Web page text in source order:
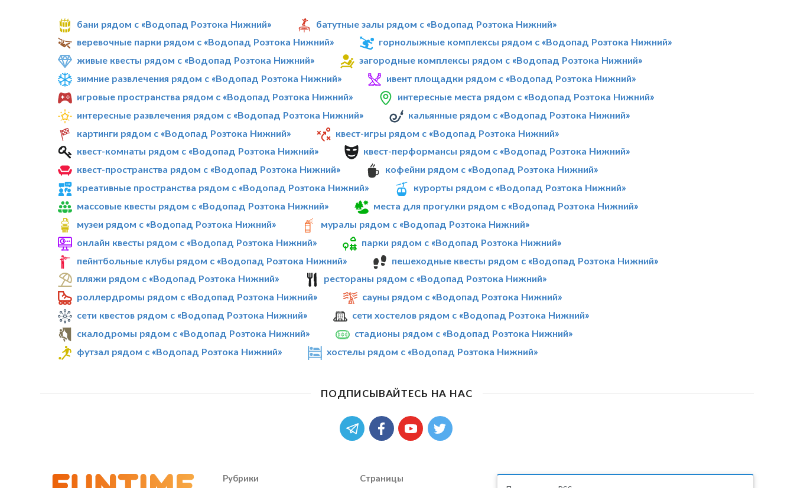
бани рядом с «Водопад Розтока Нижний»
батутные залы рядом с «Водопад Розтока Нижний»
веревочные парки рядом с «Водопад Розтока Нижний»
горнолыжные комплексы рядом с «Водопад Розтока Нижний»
живые квесты рядом с «Водопад Розтока Нижний»
загородные комплексы рядом с «Водопад Розтока Нижний»
зимние развлечения рядом с «Водопад Розтока Нижний»
ивент площадки рядом с «Водопад Розтока Нижний»
игровые пространства рядом с «Водопад Розтока Нижний»
интересные места рядом с «Водопад Розтока Нижний»
интересные развлечения рядом с «Водопад Розтока Нижний»
кальянные рядом с «Водопад Розтока Нижний»
картинги рядом с «Водопад Розтока Нижний»
квест-игры рядом с «Водопад Розтока Нижний»
квест-комнаты рядом с «Водопад Розтока Нижний»
квест-перформансы рядом с «Водопад Розтока Нижний»
квест-пространства рядом с «Водопад Розтока Нижний»
кофейни рядом с «Водопад Розтока Нижний»
креативные пространства рядом с «Водопад Розтока Нижний»
курорты рядом с «Водопад Розтока Нижний»
массовые квесты рядом с «Водопад Розтока Нижний»
места для прогулки рядом с «Водопад Розтока Нижний»
музеи рядом с «Водопад Розтока Нижний»
муралы рядом с «Водопад Розтока Нижний»
онлайн квесты рядом с «Водопад Розтока Нижний»
парки рядом с «Водопад Розтока Нижний»
пейнтбольные клубы рядом с «Водопад Розтока Нижний»
пешеходные квесты рядом с «Водопад Розтока Нижний»
пляжи рядом с «Водопад Розтока Нижний»
рестораны рядом с «Водопад Розтока Нижний»
роллердромы рядом с «Водопад Розтока Нижний»
сауны рядом с «Водопад Розтока Нижний»
сети квестов рядом с «Водопад Розтока Нижний»
сети хостелов рядом с «Водопад Розтока Нижний»
скалодромы рядом с «Водопад Розтока Нижний»
стадионы рядом с «Водопад Розтока Нижний»
футзал рядом с «Водопад Розтока Нижний»
хостелы рядом с «Водопад Розтока Нижний»
ПОДПИСЫВАЙТЕСЬ НА НАС
Рубрики Страницы